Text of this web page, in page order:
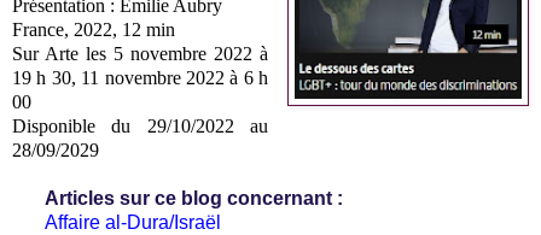
Présentation : Emilie Aubry
France, 2022, 12 min
Sur Arte les 5 novembre 2022 à
19 h 30, 11 novembre 2022 à 6 h
00
Disponible du 29/10/2022 au
28/09/2029
Articles sur ce blog concernant :
Affaire al-Dura/Israël